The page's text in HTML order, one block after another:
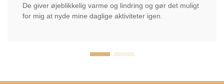
De giver øjeblikkelig varme og lindring og gør det muligt
for mig at nyde mine daglige aktiviteter igen.